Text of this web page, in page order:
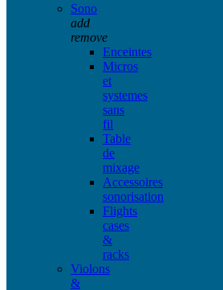
Sono
add
remove
Enceintes
Micros
et
systemes
sans
fil
Table
de
mixage
Accessoires
sonorisation
Flights
cases
&
racks
Violons
&